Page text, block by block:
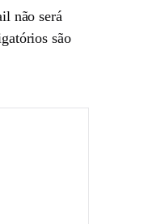
não será
são